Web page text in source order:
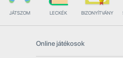
JÁTSZOM LECKÉK BIZONYÍTVÁNY
Online játékosok